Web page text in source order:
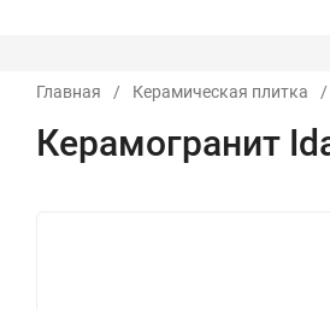
Главная
/ Керамическая плитка /
Керамогранит